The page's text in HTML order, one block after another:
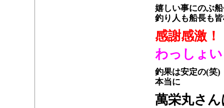
嬉しい事にのぶ
釣り人も船長も
感謝感激！
わっしょ
釣果は安定の(笑)
本当に
萬栄丸さ